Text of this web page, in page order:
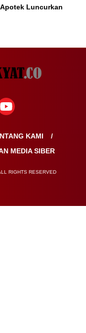
Luncurkan
KAMI
MEDIA SIBER
RIGHTS RESERVED